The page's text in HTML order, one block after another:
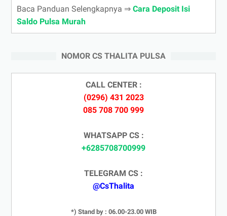
Baca Panduan Selengkapnya ⇒ Cara Deposit Isi
Saldo Pulsa Murah
NOMOR CS THALITA PULSA
CALL CENTER :
(0296) 431 2023
085 708 700 999
WHATSAPP CS :
+6285708700999
TELEGRAM CS :
@CsThalita
*) Stand by : 06.00-23.00 WIB